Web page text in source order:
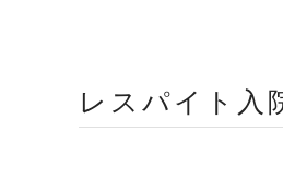
レスパイト入